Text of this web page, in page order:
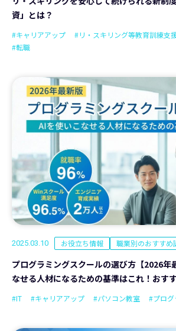
資」とは？
#キャリアアップ #リ・スキリング等教育訓練支
#転職
2025.03.10 お役立ち情報 職業別のおすすめ
プログラミングスクールの選び方【2026年
なせる人材になるための基準はこれ！おす
#IT #キャリアアップ #パソコン教室 #プロ